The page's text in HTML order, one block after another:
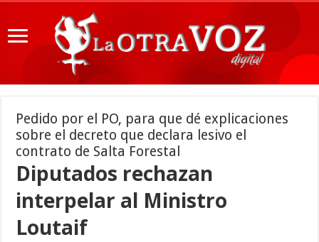
Pedido por el PO, para que dé explicaciones
sobre el decreto que declara lesivo el
contrato de Salta Forestal
Diputados rechazan
interpelar al Ministro
Loutaif